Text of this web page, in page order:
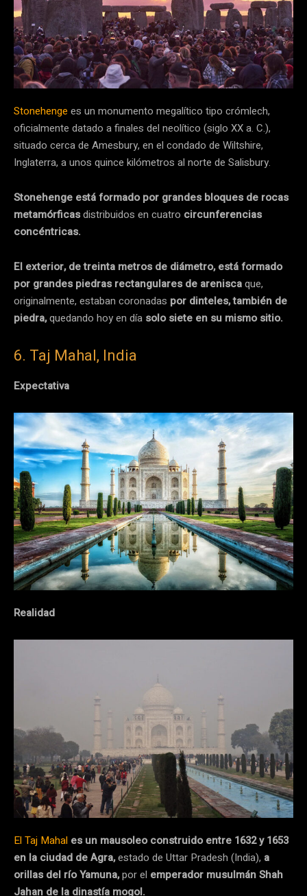
Stonehenge es un monumento megalítico tipo crómlech,
oficialmente datado a finales del neolítico (siglo XX a. C.),
situado cerca de Amesbury, en el condado de Wiltshire,
Inglaterra, a unos quince kilómetros al norte de Salisbury.
Stonehenge está formado por grandes bloques de rocas
metamórficasdistribuidos en cuatro circunferencias
concéntricas.
El exterior, de treinta metros de diámetro, está formado
por grandes piedras rectangulares de areniscaque,
originalmente, estaban coronadas por dinteles, también de
piedra,quedando hoy en día solo siete en su mismo sitio.
6. Taj Mahal, India
Expectativa
Realidad
El Taj Mahal es un mausoleo construido entre 1632 y 1653
en la ciudad de Agra,estado de Uttar Pradesh (India), a
orillas del río Yamuna,por el emperador musulmán Shah
Jahan de la dinastía mogol.